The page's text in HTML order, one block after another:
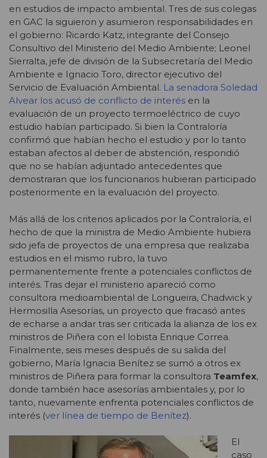
en estudios de impacto ambiental. Tres de sus colegas
en GAC la siguieron y asumieron responsabilidades en
el gobierno: Ricardo Katz, integrante del Consejo
Consultivo del Ministerio del Medio Ambiente; Leonel
Sierralta, jefe de división de la Subsecretaría del Medio
Ambiente e Ignacio Toro, director ejecutivo del
Servicio de Evaluación Ambiental. La senadora Soledad
Alvear los acusó de conflicto de interés en la
evaluación de un proyecto termoeléctrico de cuyo
estudio habían participado. Si bien la Contraloría
confirmó que habían hecho el estudio y por lo tanto
estaban afectos al deber de abstención, respondió
que no se habían adjuntado antecedentes que
demostraran que los funcionarios hubieran participado
posteriormente en la evaluación del proyecto.
Más allá de los criterios aplicados por la Contraloría, el
hecho de que la ministra de Medio Ambiente hubiera
sido jefa de proyectos de una empresa que realizaba
estudios en el mismo rubro, la tuvo
permanentemente frente a potenciales conflictos de
interés. Tras dejar el ministerio apareció como
consultora medioambiental de Longueira, Chadwick y
Hermosilla Asesorías, un proyecto que fracasó antes
de echarse a andar tras ser criticada la alianza de los ex
ministros de Piñera con el lobista Enrique Correa.
Finalmente, seis meses después de su salida del
gobierno, María Ignacia Benítez se sumó a otros ex
ministros de Piñera para formar la consultora Teamfex,
donde también hace asesorías ambientales y, por lo
tanto, nuevamente enfrenta potenciales conflictos de
interés (ver línea de tiempo de Benítez).
El
caso